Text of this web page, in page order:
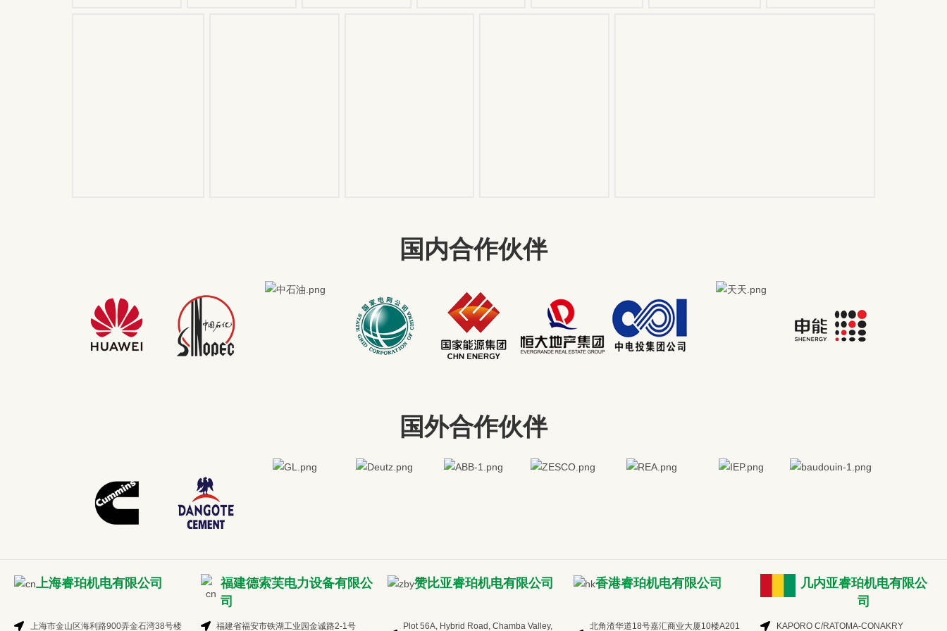
国内合作伙伴
国外合作伙伴
上海睿珀机电有限公司
上海市金山区海利路900弄金石湾38号楼
福建德索芙电力设备有限公
司
福建省福安市铁湖工业园金诚路2-1号
赞比亚睿珀机电有限公司
Plot 56A, Hybrid Road, Chamba Valley,
香港睿珀机电有限公司
北角渣华道18号嘉汇商业大厦10楼A201
几内亚睿珀机电有限公
司
KAPORO C/RATOMA-CONAKRY